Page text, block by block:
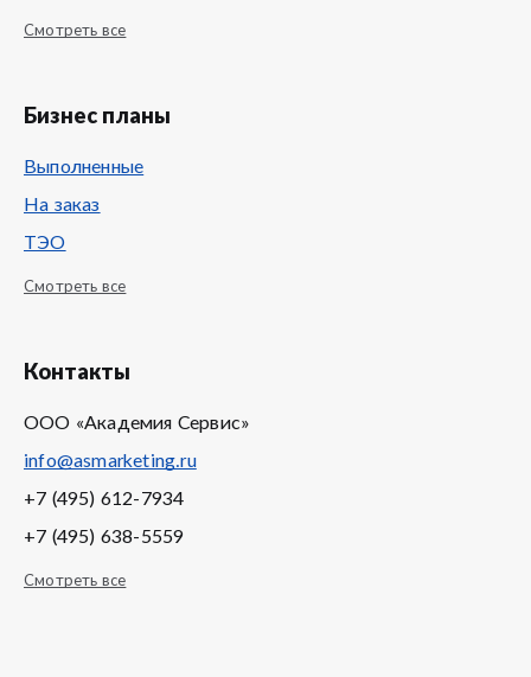
Смотреть все
Бизнес планы
Выполненные
На заказ
ТЭО
Смотреть все
Контакты
ООО «Академия Сервис»
info@asmarketing.ru
+7 (495) 612-7934
+7 (495) 638-5559
Смотреть все